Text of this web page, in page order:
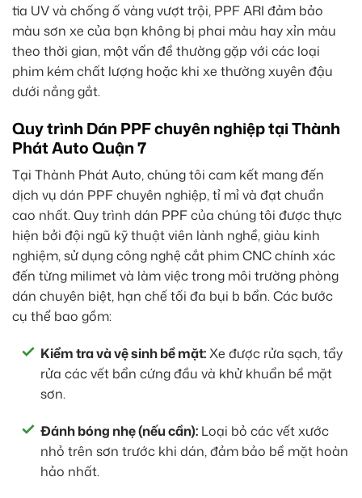
tia UV và chống ố vàng vượt trội, PPF ARI đảm bảo
màu sơn xe của bạn không bị phai màu hay xỉn màu
theo thời gian, một vấn đề thường gặp với các loại
phim kém chất lượng hoặc khi xe thường xuyên đậu
dưới nắng gắt.
Quy trình Dán PPF chuyên nghiệp tại Thành
Phát Auto Quận 7
Tại Thành Phát Auto, chúng tôi cam kết mang đến
dịch vụ dán PPF chuyên nghiệp, tỉ mỉ và đạt chuẩn
cao nhất. Quy trình dán PPF của chúng tôi được thực
hiện bởi đội ngũ kỹ thuật viên lành nghề, giàu kinh
nghiệm, sử dụng công nghệ cắt phim CNC chính xác
đến từng milimet và làm việc trong môi trường phòng
dán chuyên biệt, hạn chế tối đa bụi b bẩn. Các bước
cụ thể bao gồm:
Kiểm tra và vệ sinh bề mặt:Xe được rửa sạch, tẩy
rửa các vết bẩn cứng đầu và khử khuẩn bề mặt
sơn.
Đánh bóng nhẹ (nếu cần): Loại bỏ các vết xước
nhỏ trên sơn trước khi dán, đảm bảo bề mặt hoàn
hảo nhất.